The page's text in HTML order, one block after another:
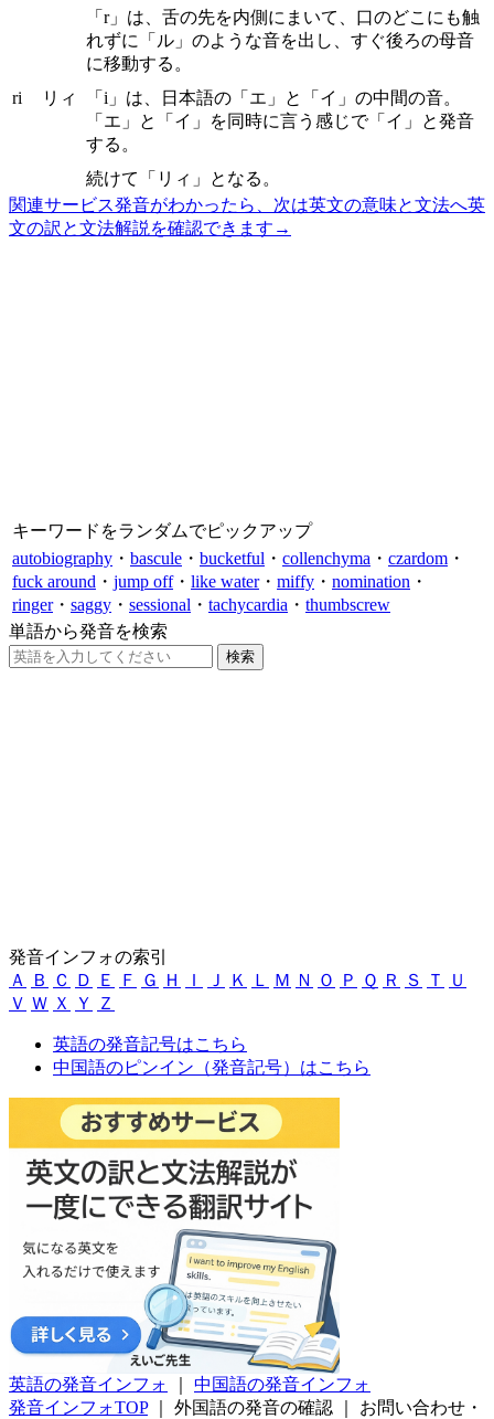
ri リィ
「r」は、舌の先を内側にまいて、口のどこにも触
れずに「ル」のような音を出し、すぐ後ろの母音
に移動する。
「i」は、日本語の「エ」と「イ」の中間の音。
「エ」と「イ」を同時に言う感じで「イ」と発音
する。
続けて「リィ」となる。
関連サービス発音がわかったら、次は英文の意味と文法へ英
文の訳と文法解説を確認できます →
キーワードをランダムでピックアップ
autobiography ・ bascule ・ bucketful ・ collenchyma ・ czardom ・
fuck around ・ jump off・ like water・ miffy ・ nomination ・
ringer・ saggy ・ sessional ・ tachycardia ・ thumbscrew
単語から発音を検索
発音インフォの索引
Ａ
Ｂ Ｃ Ｄ Ｅ Ｆ Ｇ Ｈ Ｉ Ｊ Ｋ Ｌ Ｍ Ｎ Ｏ Ｐ Ｑ Ｒ Ｓ Ｔ
Ｕ
Ｖ Ｗ Ｘ Ｙ Ｚ
英語の発音記号はこちら
中国語のピンイン（発音記号）はこちら
英語の発音インフォ
中国語の発音インフォ
発音インフォTOP
外国語の発音の確認 お問い合わせ・